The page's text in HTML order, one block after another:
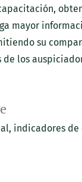
indicadores de
mayor
su
los